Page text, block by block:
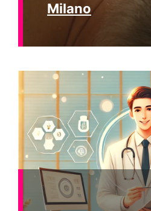
Milano